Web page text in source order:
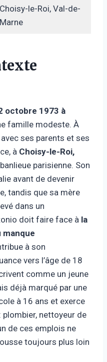
Choisy-le-Roi, Val-de-
Marne
octobre 1973 à
famille modeste. À
avec ses parents et ses
à Choisy-le-Roi,
parisienne. Son
avant de devenir
tandis que sa mère
dans un
doit faire face à la
manque
à son
vers l’âge de 18
comme un jeune
déjà marqué par une
à 16 ans et exerce
nettoyeur de
de ces emplois ne
toujours plus loin